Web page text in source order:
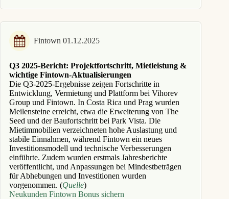
Fintown 01.12.2025
Q3 2025-Bericht: Projektfortschritt, Mietleistung &
wichtige Fintown-Aktualisierungen
Die Q3-2025-Ergebnisse zeigen Fortschritte in
Entwicklung, Vermietung und Plattform bei Vihorev
Group und Fintown. In Costa Rica und Prag wurden
Meilensteine erreicht, etwa die Erweiterung von The
Seed und der Baufortschritt bei Park Vista. Die
Mietimmobilien verzeichneten hohe Auslastung und
stabile Einnahmen, während Fintown ein neues
Investitionsmodell und technische Verbesserungen
einführte. Zudem wurden erstmals Jahresberichte
veröffentlicht, und Anpassungen bei Mindestbeträgen
für Abhebungen und Investitionen wurden
vorgenommen. (Quelle)
Neukunden Fintown Bonus sichern